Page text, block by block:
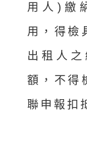
用人)繳
用，得檢
出租人
額，不得
聯申報扣